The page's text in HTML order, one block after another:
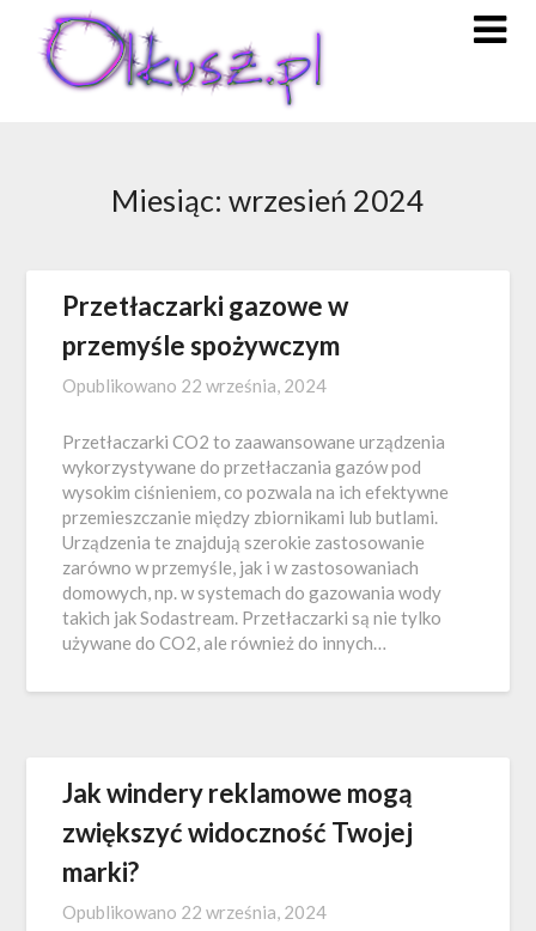
content
Miesiąc: wrzesień 2024
Przetłaczarki gazowe w
przemyśle spożywczym
Opublikowano 22 września, 2024
Przetłaczarki CO2 to zaawansowane urządzenia
wykorzystywane do przetłaczania gazów pod
wysokim ciśnieniem, co pozwala na ich efektywne
przemieszczanie między zbiornikami lub butlami.
Urządzenia te znajdują szerokie zastosowanie
zarówno w przemyśle, jak i w zastosowaniach
domowych, np. w systemach do gazowania wody
takich jak Sodastream. Przetłaczarki są nie tylko
używane do CO2, ale również do innych…
Jak windery reklamowe mogą
zwiększyć widoczność Twojej
marki?
Opublikowano 22 września, 2024